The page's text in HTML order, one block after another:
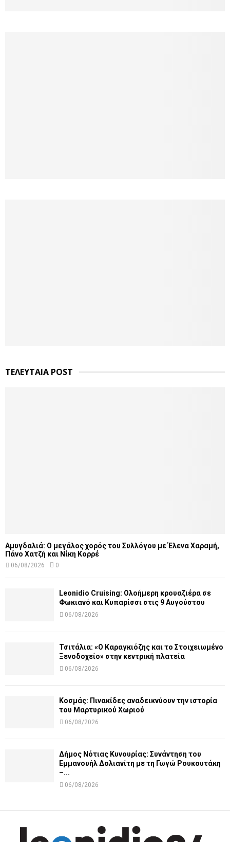
ΤΕΛΕΥΤΑΙΑ POST
Αμυγδαλιά: Ο μεγάλος χορός του Συλλόγου με Έλενα Χαραμή,
Πάνο Χατζή και Νίκη Κορρέ
06/08/2026 0
Leonidio Cruising: Ολοήμερη κρουαζιέρα σε
Φωκιανό και Κυπαρίσσι στις 9 Αυγούστου
06/08/2026
Τσιτάλια: «Ο Καραγκιόζης και το Στοιχειωμένο
Ξενοδοχείο» στην κεντρική πλατεία
06/08/2026
Κοσμάς: Πινακίδες αναδεικνύουν την ιστορία
του Μαρτυρικού Χωριού
06/08/2026
Δήμος Νότιας Κυνουρίας: Συνάντηση του
Εμμανουήλ Δολιανίτη με τη Γωγώ Ρουκουτάκη
–...
06/08/2026